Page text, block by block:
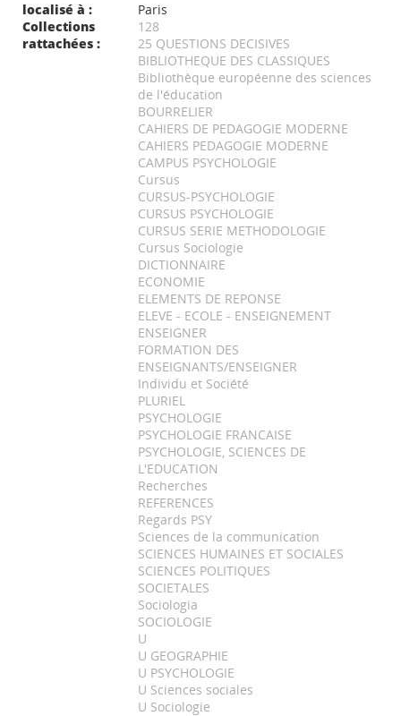
localisé à :
Paris
Collections
rattachées :
128
25 QUESTIONS DECISIVES
BIBLIOTHEQUE DES CLASSIQUES
Bibliothèque européenne des sciences
de l'éducation
BOURRELIER
CAHIERS DE PEDAGOGIE MODERNE
CAHIERS PEDAGOGIE MODERNE
CAMPUS PSYCHOLOGIE
Cursus
CURSUS-PSYCHOLOGIE
CURSUS PSYCHOLOGIE
CURSUS SERIE METHODOLOGIE
Cursus Sociologie
DICTIONNAIRE
ECONOMIE
ELEMENTS DE REPONSE
ELEVE - ECOLE - ENSEIGNEMENT
ENSEIGNER
FORMATION DES
ENSEIGNANTS/ENSEIGNER
Individu et Société
PLURIEL
PSYCHOLOGIE
PSYCHOLOGIE FRANCAISE
PSYCHOLOGIE, SCIENCES DE
L'EDUCATION
Recherches
REFERENCES
Regards PSY
Sciences de la communication
SCIENCES HUMAINES ET SOCIALES
SCIENCES POLITIQUES
SOCIETALES
Sociologia
SOCIOLOGIE
U
U GEOGRAPHIE
U PSYCHOLOGIE
U Sciences sociales
U Sociologie